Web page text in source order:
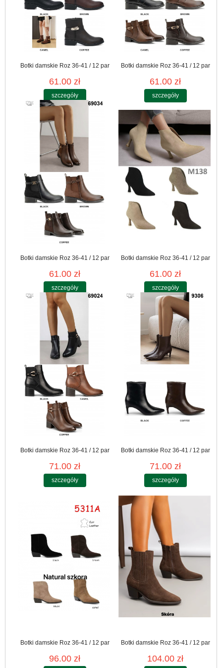
Botki damskie Roz 36-41 / 12 par
61.00 zł
szczegóły
Botki damskie Roz 36-41 / 12 par
61.00 zł
szczegóły
Botki damskie Roz 36-41 / 12 par
61.00 zł
szczegóły
Botki damskie Roz 36-41 / 12 par
61.00 zł
szczegóły
Botki damskie Roz 36-41 / 12 par
71.00 zł
szczegóły
Botki damskie Roz 36-41 / 12 par
71.00 zł
szczegóły
Botki damskie Roz 36-41 / 12 par
96.00 zł
Botki damskie Roz 36-41 / 12 par
104.00 zł